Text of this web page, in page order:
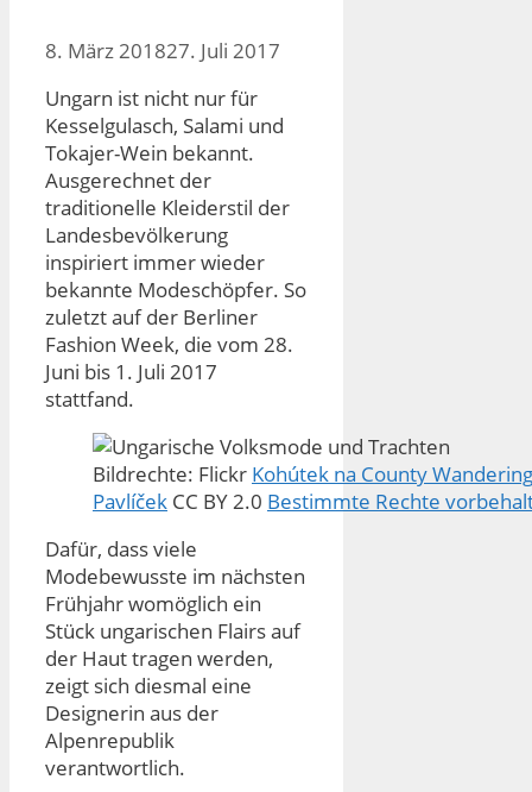
8. März 201827. Juli 2017
Ungarn ist nicht nur für
Kesselgulasch, Salami und
Tokajer-Wein bekannt.
Ausgerechnet der
traditionelle Kleiderstil der
Landesbevölkerung
inspiriert immer wieder
bekannte Modeschöpfer. So
zuletzt auf der Berliner
Fashion Week, die vom 28.
Juni bis 1. Juli 2017
stattfand.
Bildrechte: Flickr Kohútek na County
Pavlíček CC BY 2.0 Bestimmte Rechte
Dafür, dass viele
Modebewusste im nächsten
Frühjahr womöglich ein
Stück ungarischen Flairs auf
der Haut tragen werden,
zeigt sich diesmal eine
Designerin aus der
Alpenrepublik
verantwortlich.